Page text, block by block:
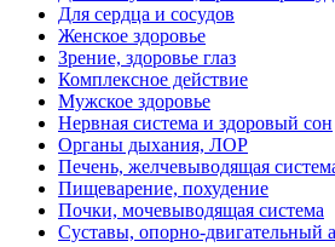
Для сердца и сосудов
Женское здоровье
Зрение, здоровье глаз
Комплексное действие
Мужское здоровье
Нервная система и здоровый сон
Органы дыхания, ЛОР
Печень, желчевыводящая
Пищеварение, похудение
Почки, мочевыводящая система
Суставы, опорно-двигательный